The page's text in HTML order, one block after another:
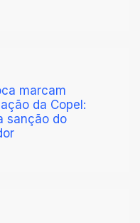
marcam
da Copel:
sanção do